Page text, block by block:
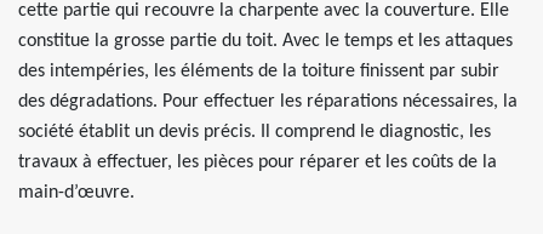
cette partie qui recouvre la charpente avec la couverture. Elle
constitue la grosse partie du toit. Avec le temps et les attaques
des intempéries, les éléments de la toiture finissent par subir
des dégradations. Pour effectuer les réparations nécessaires, la
société établit un devis précis. Il comprend le diagnostic, les
travaux à effectuer, les pièces pour réparer et les coûts de la
main-d’œuvre.